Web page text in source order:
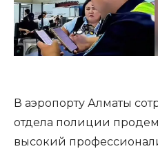
В аэропорту Алматы
отдела полиции
высокий